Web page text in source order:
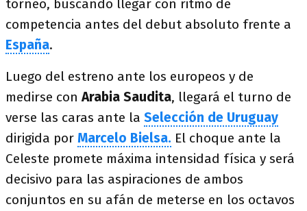
torneo, buscando llegar con ritmo de
competencia antes del debut absoluto frente a
España.
Luego del estreno ante los europeos y de
medirse conArabia Saudita, llegará el turno de
verse las caras ante la Selección de Uruguay
dirigida por Marcelo Bielsa. El choque ante la
Celeste promete máxima intensidad física y será
decisivo para las aspiraciones de ambos
conjuntos en su afán de meterse en los octavos